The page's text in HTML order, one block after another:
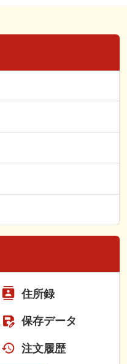
住所録
保存データ
注文履歴